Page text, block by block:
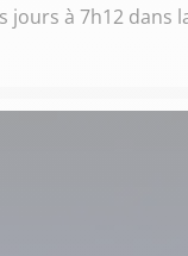
jours à 7h12 dans